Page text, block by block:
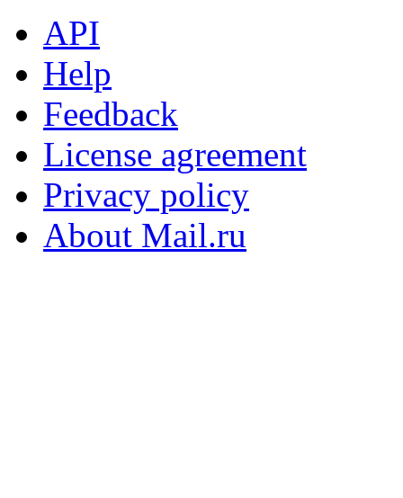
API
Help
Feedback
License agreement
Privacy policy
About Mail.ru